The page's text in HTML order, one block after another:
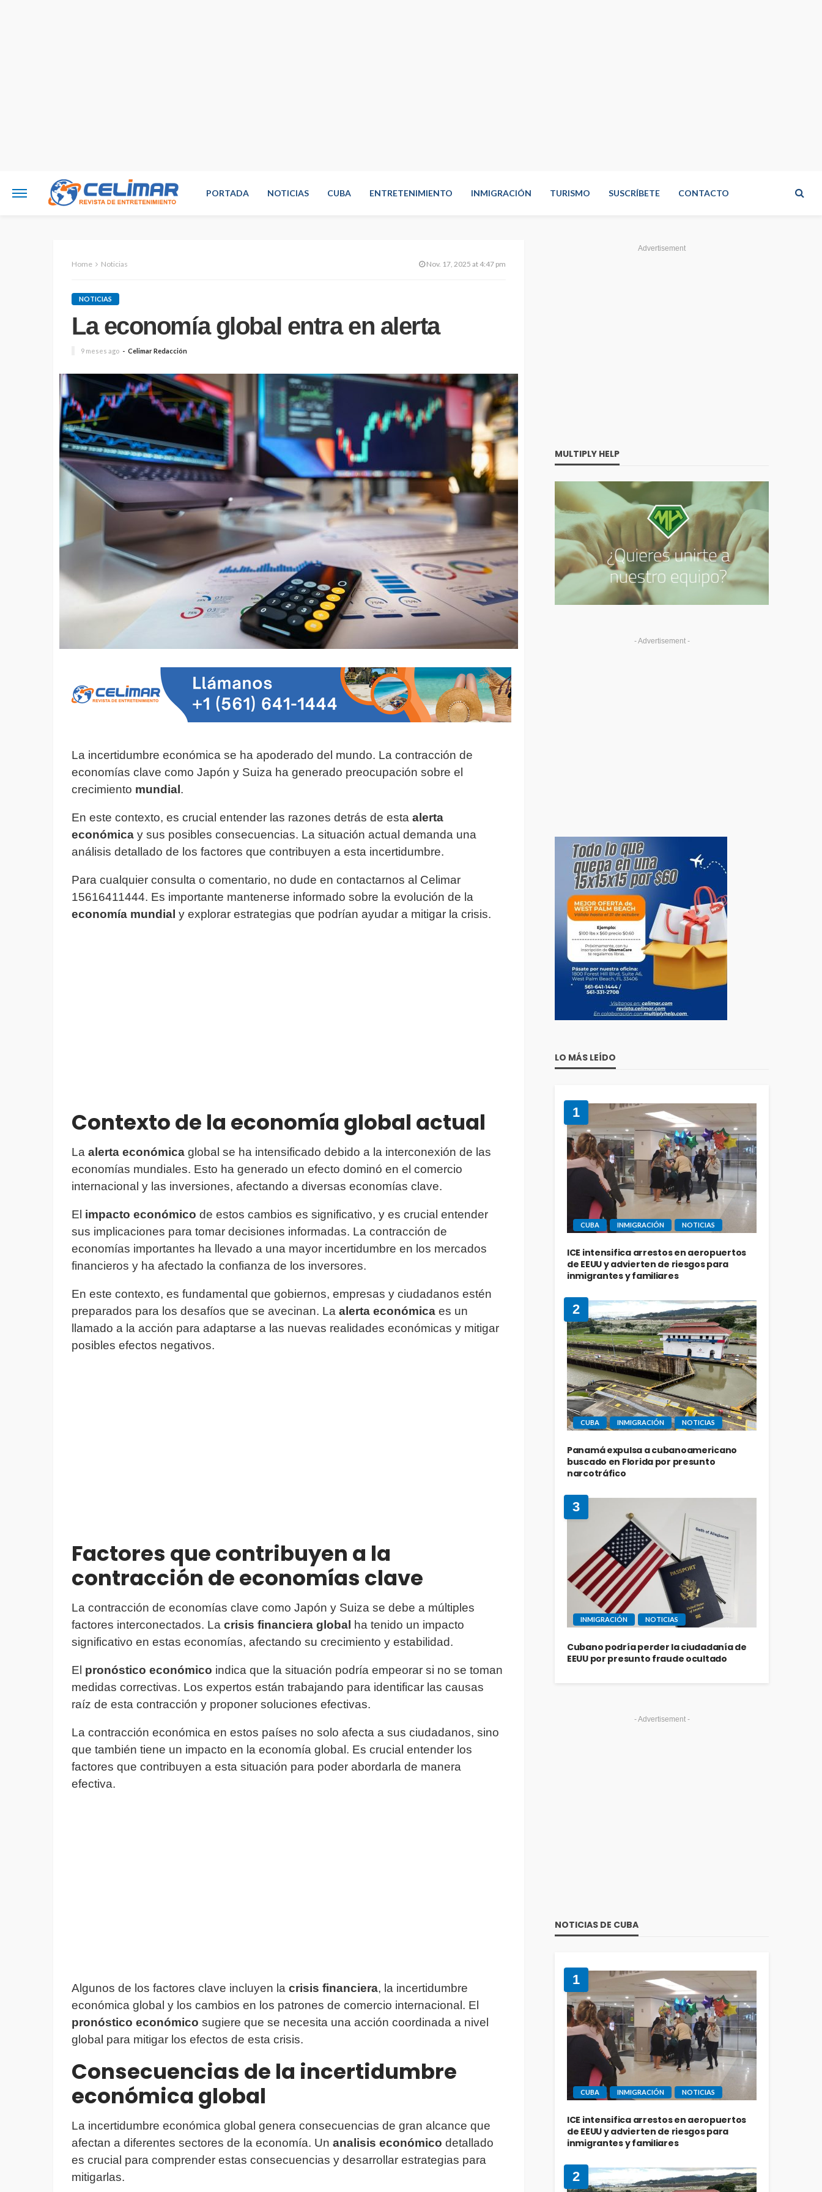
PORTADA NOTICIAS CUBA ENTRETENIMIENTO INMIGRACIÓN TURISMO SUSCRÍBETE CONTACTO
Home Noticias Nov. 17, 2025 at 4:47 pm
NOTICIAS
La economía global entra en alerta
9 meses ago Celimar Redacción
La incertidumbre económica se ha apoderado del mundo. La contracción de
economías clave como Japón y Suiza ha generado preocupación sobre el
crecimiento mundial .
En este contexto, es crucial entender las razones detrás de esta alerta
económica y sus posibles consecuencias. La situación actual demanda una
análisis detallado de los factores que contribuyen a esta incertidumbre.
Para cualquier consulta o comentario, no dude en contactarnos al Celimar
15616411444. Es importante mantenerse informado sobre la evolución de la
economía mundial y explorar estrategias que podrían ayudar a mitigar la crisis.
Contexto de la economía global actual
La alerta económica global se ha intensificado debido a la interconexión de las
economías mundiales. Esto ha generado un efecto dominó en el comercio
internacional y las inversiones, afectando a diversas economías clave.
El impacto económico de estos cambios es significativo, y es crucial entender
sus implicaciones para tomar decisiones informadas. La contracción de
economías importantes ha llevado a una mayor incertidumbre en los mercados
financieros y ha afectado la confianza de los inversores.
En este contexto, es fundamental que gobiernos, empresas y ciudadanos estén
preparados para los desafíos que se avecinan. La alerta económica es un
llamado a la acción para adaptarse a las nuevas realidades económicas y mitigar
posibles efectos negativos.
Factores que contribuyen a la
contracción de economías clave
La contracción de economías clave como Japón y Suiza se debe a múltiples
factores interconectados. La crisis financiera global
ha tenido un impacto
significativo en estas economías, afectando su crecimiento y estabilidad.
El pronóstico económico indica que la situación podría empeorar si no se toman
medidas correctivas. Los expertos están trabajando para identificar las causas
raíz de esta contracción y proponer soluciones efectivas.
La contracción económica en estos países no solo afecta a sus ciudadanos, sino
que también tiene un impacto en la economía global. Es crucial entender los
factores que contribuyen a esta situación para poder abordarla de manera
efectiva.
Algunos de los factores clave incluyen la crisis financiera, la incertidumbre
económica global y los cambios en los patrones de comercio internacional. El
pronóstico económico sugiere que se necesita una acción coordinada a nivel
global para mitigar los efectos de esta crisis.
Consecuencias de la incertidumbre
económica global
La incertidumbre económica global genera consecuencias de gran alcance que
afectan a diferentes sectores de la economía. Un analisis económico detallado
es crucial para comprender estas consecuencias y desarrollar estrategias para
mitigarlas.
Advertisement
MULTIPLY HELP
- Advertisement -
LO MÁS LEÍDO
1
CUBA INMIGRACIÓN NOTICIAS
ICE intensifica arrestos en aeropuertos
de EEUU y advierten de riesgos para
inmigrantes y familiares
2
CUBA INMIGRACIÓN NOTICIAS
Panamá expulsa a cubanoamericano
buscado en Florida por presunto
narcotráfico
3
INMIGRACIÓN NOTICIAS
Cubano podría perder la ciudadanía de
EEUU por presunto fraude ocultado
- Advertisement -
NOTICIAS DE CUBA
1
CUBA INMIGRACIÓN NOTICIAS
ICE intensifica arrestos en aeropuertos
de EEUU y advierten de riesgos para
inmigrantes y familiares
2